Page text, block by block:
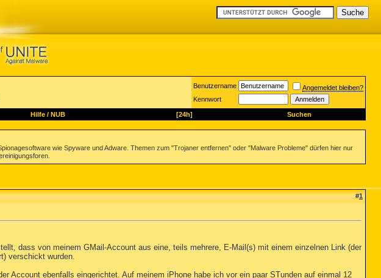
Benutzername
Angemeldet bleiben?
Kennwort
Hilfe/ NUB [24h] Suchen
wie Spyware und Adware. Themen zum "Trojaner entfernen" oder "Malware Probleme" dürfen hier nur
#1
dass von meinem GMail-Account aus eine, teils mehrere, E-Mail(s) mit einem einzelnen Link (der
verschickt wurden.
Account ebenfalls eingerichtet. Auf meinem iPhone habe ich vor ein paar STunden auf einmal 12